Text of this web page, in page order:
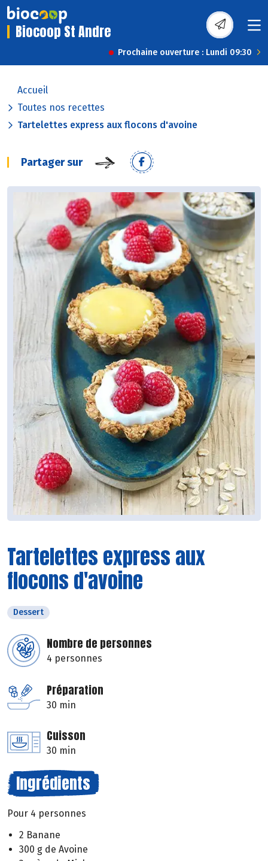
Biocoop St Andre
Prochaine ouverture : Lundi 09:30
Accueil
Toutes nos recettes
Tartelettes express aux flocons d'avoine
Partager sur
Tartelettes express aux
flocons d'avoine
Dessert
Nombre de personnes
4 personnes
Préparation
30 min
Cuisson
30 min
Ingrédients
Pour 4 personnes
2 Banane
300 g de Avoine